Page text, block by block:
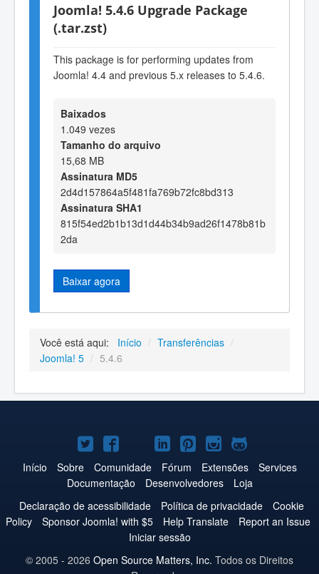
Joomla! 5.4.6 Upgrade Package
(.tar.zst)
This package is for performing updates from
Joomla! 4.4 and previous 5.x releases to 5.4.6.
Baixados
1.049 vezes
Tamanho do arquivo
15,68 MB
Assinatura MD5
2d4d157864a5f481fa769b72fc8bd313
Assinatura SHA1
815f54ed2b1b13d1d44b34b9ad26f1478b81b
2da
Baixar agora
Você está aqui: Início / Transferências /
Joomla! 5 / 5.4.6
Joomla!
no
Twitter
Joomla!
no
Facebook
Joomla!
no
YouTube
Joomla!
no
LinkedIn
Joomla!
no
Pinterest
Joomla!
no
Instagram
Joomla!
no
GitHub
Início Sobre Comunidade Fórum Extensões
Services
Documentação
Desenvolvedores
Loja
Declaração de acessibilidade
Política de privacidade
Cookie
Policy
Sponsor Joomla! with $5 Help Translate
Report an Issue
Iniciar sessão
© 2005 - 2026 Open Source Matters, Inc. Todos os Direitos